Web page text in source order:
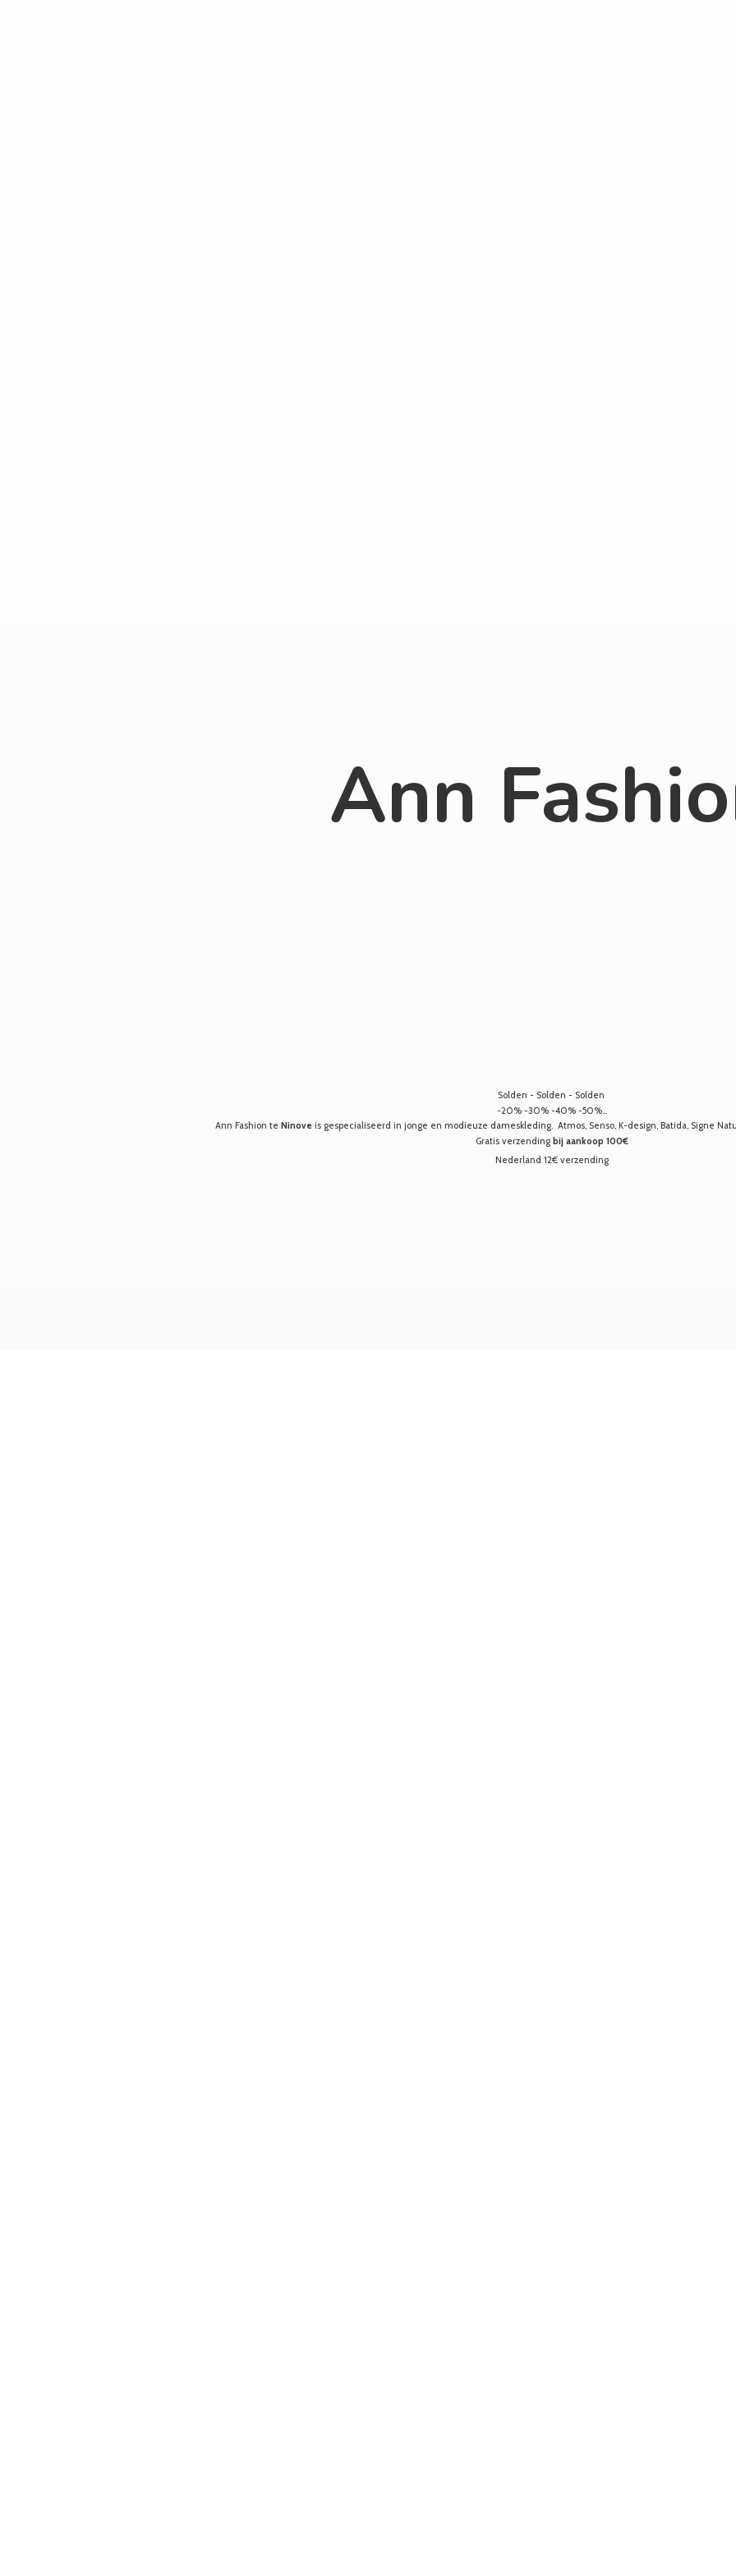
Ann
Solden - Solden - Solden
-20% -30% -40% -50%...
Ann Fashion te Ninove is gespecialiseerd in jonge en modieuze dameskleding. Atmos, Senso, K-design, Batida, Signe
Gratis verzending bij aankoop 100€
Nederland 12€ verzending